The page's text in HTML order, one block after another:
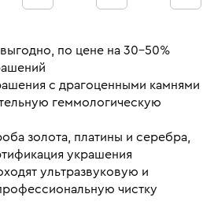
выгодно, по цене на 30-50%
с драгоценными камнями
геммологическую
золота, платины и серебра,
украшения
ультразвуковую и
чистку